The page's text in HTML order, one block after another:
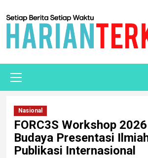
Nasional
FORC3S Workshop
Budaya Presentasi
Publikasi Internasional